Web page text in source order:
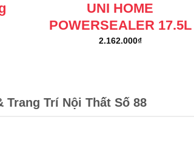
UNI HOME
POWERSEALER 17.5L
2.162.000₫
Trang Trí Nội Thất Số 88